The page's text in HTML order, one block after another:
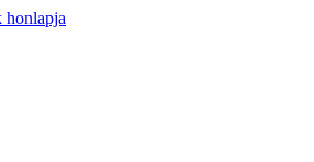
honlapja